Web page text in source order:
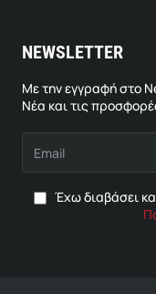
NEWSLETTER
Με την εγγραφή στο
Νέα και τις
Έχω διαβάσει